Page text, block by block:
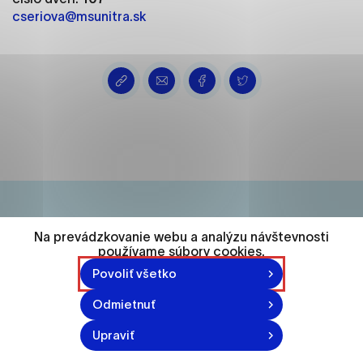
cseriova@msunitra.sk
74 548
obyvateľov
870-871 n.l.
Na prevádzkovanie webu a analýzu návštevnosti
používame súbory cookies.
Povoliť všetko
Odmietnuť
Upraviť
ako je navigácia na stránke a prístup k
zabezpečeným oblastiam webovej stránky. Bez
ponúknuť im lepšiu skúsenosť. Všetky dáta sa
konkrétnou osobou.
Označiť všetko
Uložiť nastavenia
Viac informácií